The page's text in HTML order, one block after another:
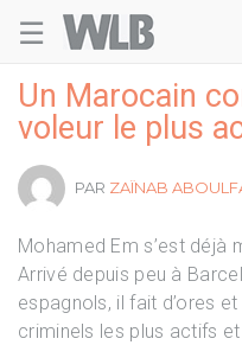
☰
Un Marocain
voleur le plus
PAR ZAÏNAB
Mohamed Em s’est déjà
Arrivé depuis peu à
espagnols, il fait d’ores
criminels les plus actifs